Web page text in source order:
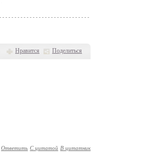
Нравится Поделиться
Ответить С цитатой В цитатник